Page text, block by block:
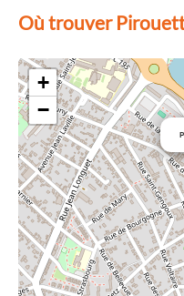
Où trouver
+
−